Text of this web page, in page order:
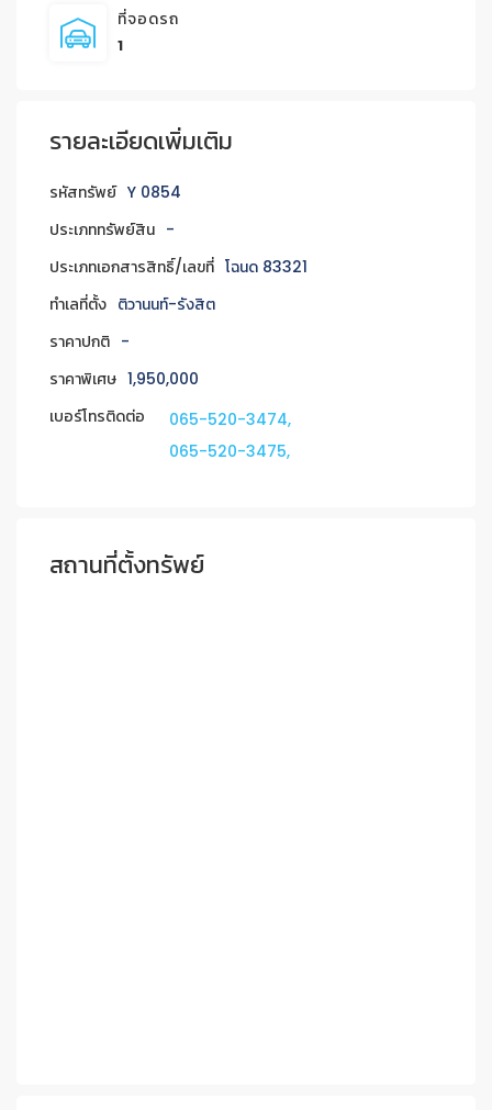
ที่จอดรถ
1
รายละเอียดเพิ่มเติม
รหัสทรัพย์ Y 0854
ประเภททรัพย์สิน -
ประเภทเอกสารสิทธิ์/เลขที่ โฉนด 83321
ทำเลที่ตั้ง ติวานนท์-รังสิต
ราคาปกติ -
ราคาพิเศษ 1,950,000
เบอร์โทรติดต่อ
065-520-3474,
065-520-3475,
สถานที่ตั้งทรัพย์